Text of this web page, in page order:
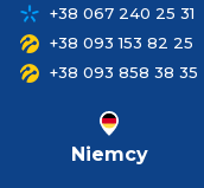
+38 067 240 25 31
+38 093 153 82 25
+38 093 858 38 35
Niemcy